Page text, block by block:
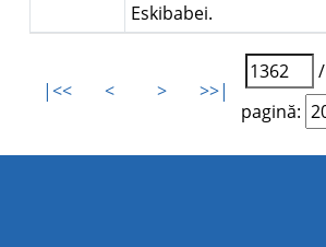
Eskibabei.
|<< < > >>|
pagină: